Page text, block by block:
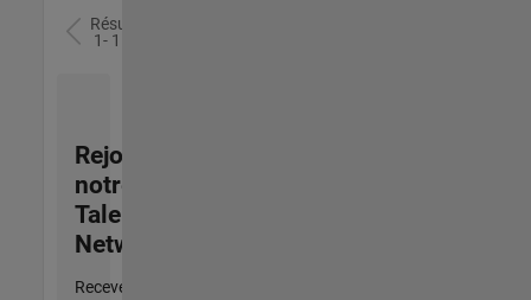
Résultats
1- 1 de
Rejoignez
notre
Talent
Network
Recevez